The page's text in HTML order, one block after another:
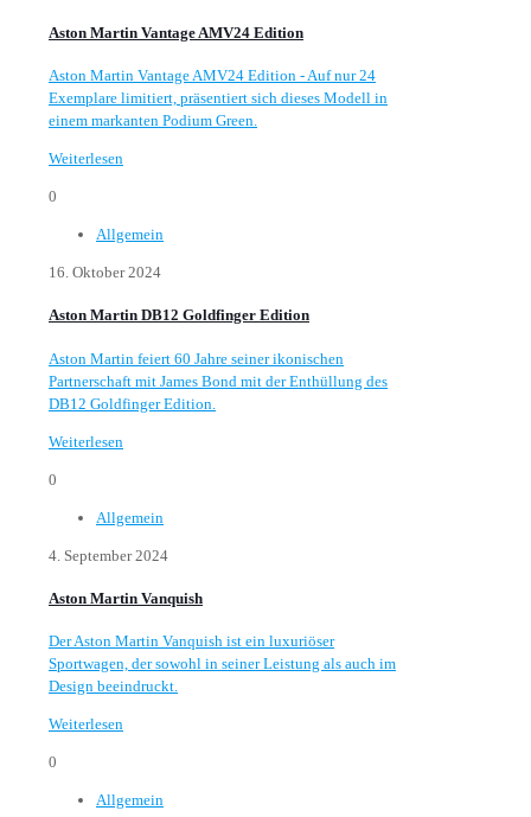
Aston Martin Vantage AMV24 Edition
Aston Martin Vantage AMV24 Edition - Auf nur 24
Exemplare limitiert, präsentiert sich dieses Modell in
einem markanten Podium Green.
Weiterlesen
0
Allgemein
16. Oktober 2024
Aston Martin DB12 Goldfinger Edition
Aston Martin feiert 60 Jahre seiner ikonischen
Partnerschaft mit James Bond mit der Enthüllung des
DB12 Goldfinger Edition.
Weiterlesen
0
Allgemein
4. September 2024
Aston Martin Vanquish
Der Aston Martin Vanquish ist ein luxuriöser
Sportwagen, der sowohl in seiner Leistung als auch im
Design beeindruckt.
Weiterlesen
0
Allgemein